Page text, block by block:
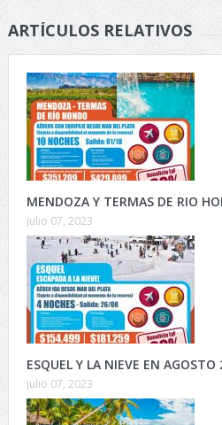
ARTÍCULOS RELATIVOS
MENDOZA Y TERMAS DE RIO
julio 07, 2023
ESQUEL Y LA NIEVE EN AGOSTO
julio 07, 2023